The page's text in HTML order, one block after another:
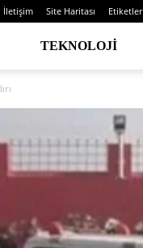
İletişim Site Haritası Etiketler
TEKNOLOJI